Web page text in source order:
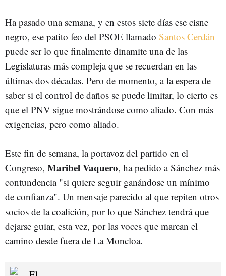
Ha pasado una semana, y en estos siete días ese cisne
negro, ese patito feo del PSOE llamado Santos Cerdán
puede ser lo que finalmente dinamite una de las
Legislaturas más compleja que se recuerdan en las
últimas dos décadas. Pero de momento, a la espera de
saber si el control de daños se puede limitar, lo cierto es
que el PNV sigue mostrándose como aliado. Con más
exigencias, pero como aliado.
Este fin de semana, la portavoz del partido en el
Congreso, Maribel Vaquero, ha pedido a Sánchez más
contundencia "si quiere seguir ganándose un mínimo
de confianza". Un mensaje parecido al que repiten otros
socios de la coalición, por lo que Sánchez tendrá que
dejarse guiar, esta vez, por las voces que marcan el
camino desde fuera de La Moncloa.